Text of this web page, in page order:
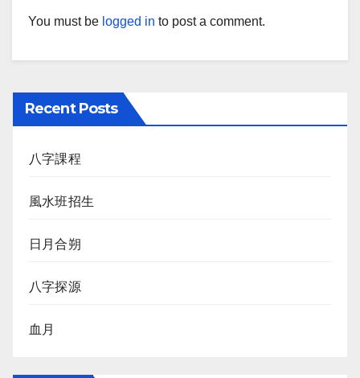
You must be logged in to post a comment.
Recent Posts
八字課程
風水班招生
日月合朔
八字探源
血月